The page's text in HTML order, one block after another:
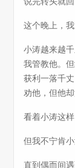
这个晚上，我
小涛越来越
我管教他。
获利一落千
劝他，但他
看着小涛这
但我不宁肯
直到偶而间